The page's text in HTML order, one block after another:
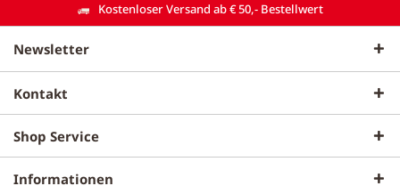
Kostenloser Versand ab € 50,- Bestellwert
Newsletter
Kontakt
Shop Service
Informationen